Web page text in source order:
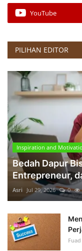
YouTube
PILIHAN EDITOR
Inspiration and
Bedah Dapur
Entrepreneur,
Asri Jul 29, 2026 0